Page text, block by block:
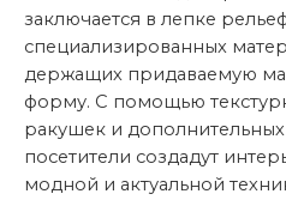
заключается в лепке
специализированных
держащих придаваемую
форму. С помощью
ракушек и дополнительных
посетители создадут
модной и актуальной